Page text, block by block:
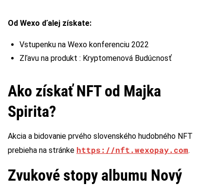
Od Wexo ďalej získate:
Vstupenku na Wexo konferenciu 2022
Zľavu na produkt : Kryptomenová Budúcnosť
Ako získať NFT od Majka
Spirita?
Akcia a bidovanie prvého slovenského hudobného NFT
prebieha na stránke https://nft.wexopay.com.
Zvukové stopy albumu Nový